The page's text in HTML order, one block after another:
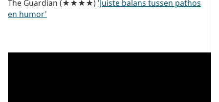
The Guardian (★★★★) 'Juiste balans tussen pathos
en humor'